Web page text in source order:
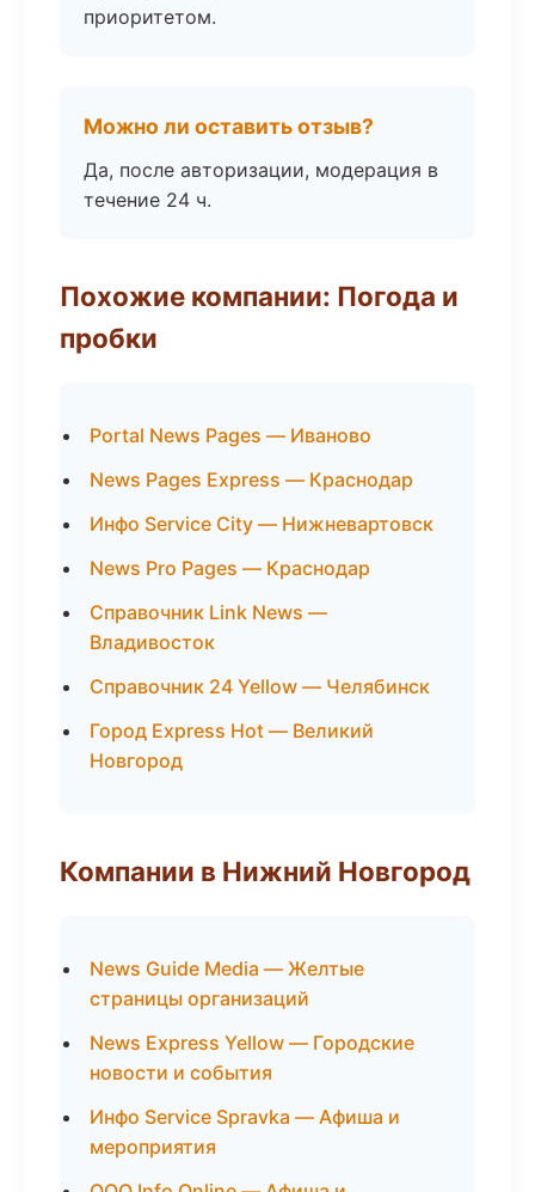
приоритетом.
Можно ли оставить отзыв?
Да, после авторизации, модерация в
течение 24 ч.
Похожие компании: Погода и
пробки
Portal News Pages — Иваново
News Pages Express — Краснодар
Инфо Service City — Нижневартовск
News Pro Pages — Краснодар
Справочник Link News —
Владивосток
Справочник 24 Yellow — Челябинск
Город Express Hot — Великий
Новгород
Компании в Нижний Новгород
News Guide Media — Желтые
страницы организаций
News Express Yellow — Городские
новости и события
Инфо Service Spravka — Афиша и
мероприятия